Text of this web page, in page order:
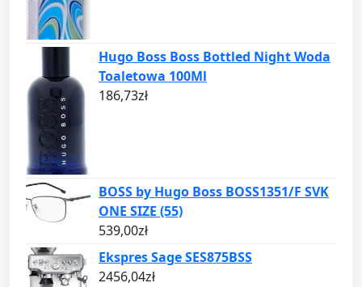
Hugo Boss Boss Bottled Night Woda
Toaletowa 100Ml
186,73zł
BOSS by Hugo Boss BOSS1351/F SVK
ONE SIZE (55)
539,00zł
Ekspres Sage SES875BSS
2456,04zł